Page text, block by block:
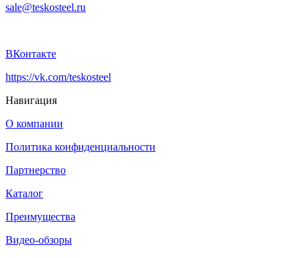
sale@teskosteel.ru
ВКонтакте
https://vk.com/teskosteel
Навигация
О компании
Политика конфиденциальности
Партнерство
Каталог
Преимущества
Видео-обзоры